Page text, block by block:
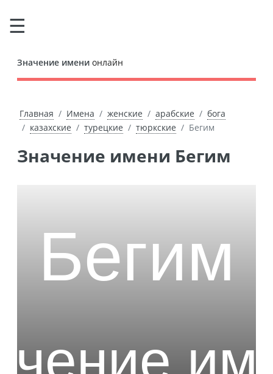
Значение имени онлайн
Главная Имена женские арабские
бога
казахские
турецкие тюркские Бегим
Значение имени Бегим